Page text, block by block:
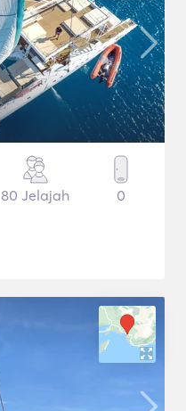
80 Jelajah 0